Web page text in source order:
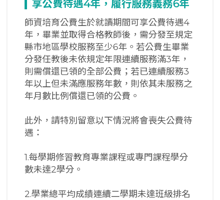
享公費待遇4年，履行服務義務6年
師資培育公費生於就讀期間可享公費待遇4
年，畢業並取得合格教師後，需分發至規定
縣市地區學校服務至少6年。若公費生畢業
分發任教後未依規定年限連續服務滿3年，
則需償還已領的全部公費；若已連續服務3
年以上但未滿應服務年數，則依其未服務之
年月數比例償還已領的公費。
此外，請特別留意以下情況將會喪失公費待
遇：
1.每學期修習教育專業課程或專門課程學分
數未達2學分。
2.學業總平均成績連續二學期未達班級排名